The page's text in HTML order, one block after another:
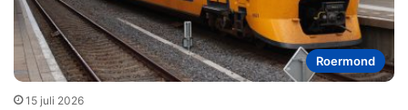
Roermond
15 juli 2026